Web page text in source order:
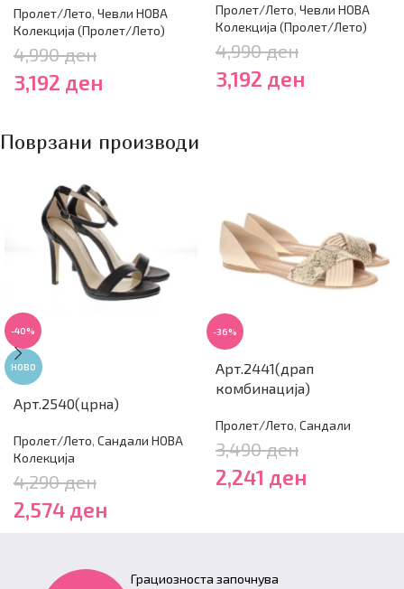
Пролет/Лето, Чевли НОВА
Колекција (Пролет/Лето)
4,990ден
3,192 ден
Пролет/Лето, Чевли НОВА
Колекција (Пролет/Лето)
4,990ден
3,192 ден
Поврзани производи
-40%
НОВО
Арт.2540(црна)
Пролет/Лето, Сандали НОВА
Колекција
4,290ден
2,574 ден
-36%
Арт.2441(драп
комбинација)
Пролет/Лето, Сандали
3,490ден
2,241 ден
Грациозноста започнува